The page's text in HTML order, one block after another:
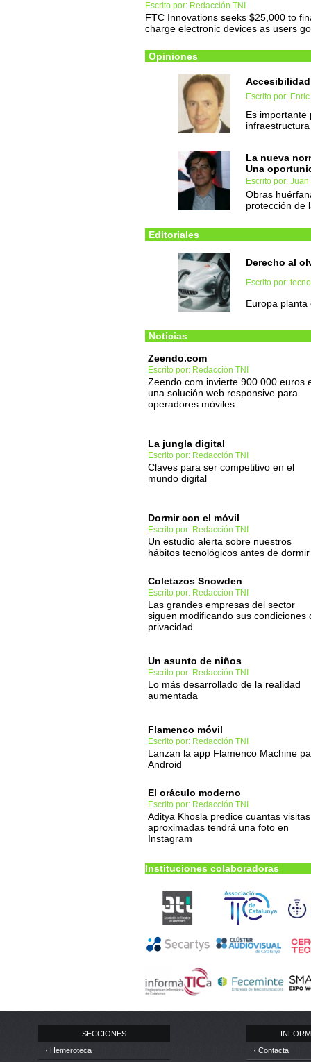
Escrito por: Redacción TNI
FTC Innovations seeks $25,000 to
charge electronic devices as users
Opiniones
Escrito por:
Es importante
infraestructura
La nueva
Una
Escrito por:
Obras
protección de
Editoriales
Derecho al
Escrito por:
Europa
Noticias
Zeendo.com
Escrito por: Redacción TNI
Zeendo.com invierte 900.000 euros
una solución web responsive para
operadores móviles
La jungla digital
Escrito por: Redacción TNI
Claves para ser competitivo en el
mundo digital
Dormir con el móvil
Escrito por: Redacción TNI
Un estudio alerta sobre nuestros
hábitos tecnológicos antes de dormir
Coletazos Snowden
Escrito por: Redacción TNI
Las grandes empresas del sector
siguen modificando sus condiciones
privacidad
Un asunto de niños
Escrito por: Redacción TNI
Lo más desarrollado de la realidad
aumentada
Flamenco móvil
Escrito por: Redacción TNI
Lanzan la app Flamenco Machine
Android
El oráculo moderno
Escrito por: Redacción TNI
Aditya Khosla predice cuantas visitas
aproximadas tendrá una foto en
Instagram
Instituciones colaboradoras
SECCIONES
· Hemeroteca
· Contacta